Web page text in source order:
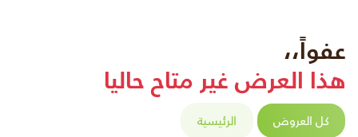
عفواً،،
هذا العرض غير متاح حاليا
كل العروض الرئيسية